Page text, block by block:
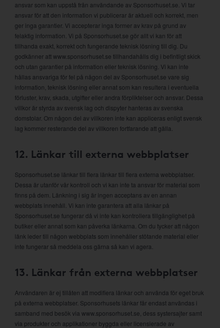
ansvar som kan uppstå från användande av Sponsorhuset.se. Vi tar
ansvar för att den information vi publicerar är aktuell och korrekt, men
ger inga garantier. Vi accepterar inga former av krav på grund av
felaktig information. Vi på Sponsorhuset.se gör allt vi kan för att
tillhanda exakt, korrekt och fungerande teknisk lösning till dig. Du
godkänner att www.sponsorhuset.se tillhandahålls dig i befintligt skick
och utan garantier på information eller teknisk lösning. Vi kan inte
hållas ansvariga för fel på någon del av Sponsorhuset.se vare sig
information, teknisk lösning eller annat som kan resultera i eventuella
förluster, krav, skada, utgifter eller andra förpliktelser och ansvar. Dessa
villkor är styrda av svensk lag och dispyter hanteras av svenska
domstolar. Om någon del av villkoren inte kan appliceras enligt svensk
lag kommer resterande del av villkoren fortfarande att gälla.
12. Länkar till externa webbplatser
Sponsorhuset.se länkar till flera länkar till flera externa webbplatser.
Dessa är utanför vår kontroll och vi kan inte ta ansvar för material som
finns på dem. Länkning i sig är ingen acceptans av en annan
webbplats innehåll. Vi kan inte garantera att alla länkar på
Sponsorhuset.se fungerar då vi inte kan kontrollera tillgänglighet på
butiker eller annat som kan påverka länkarna. Om du tycker att någon
länk leder till någon webbplats som innehåller stötande material eller
inte fungerar så meddela oss gärna så kan vi agera.
13. Länkar från externa webbplatser
Användaren är ej tillåten att modifiera länkar och använda för eget bruk
på externa webbplatser. Sponsorhusets länkar får endast användas i
samband med besök via www.sponsorhuset.se, dess systersajter samt
via produkter och applikationer byggda eller licensierade av